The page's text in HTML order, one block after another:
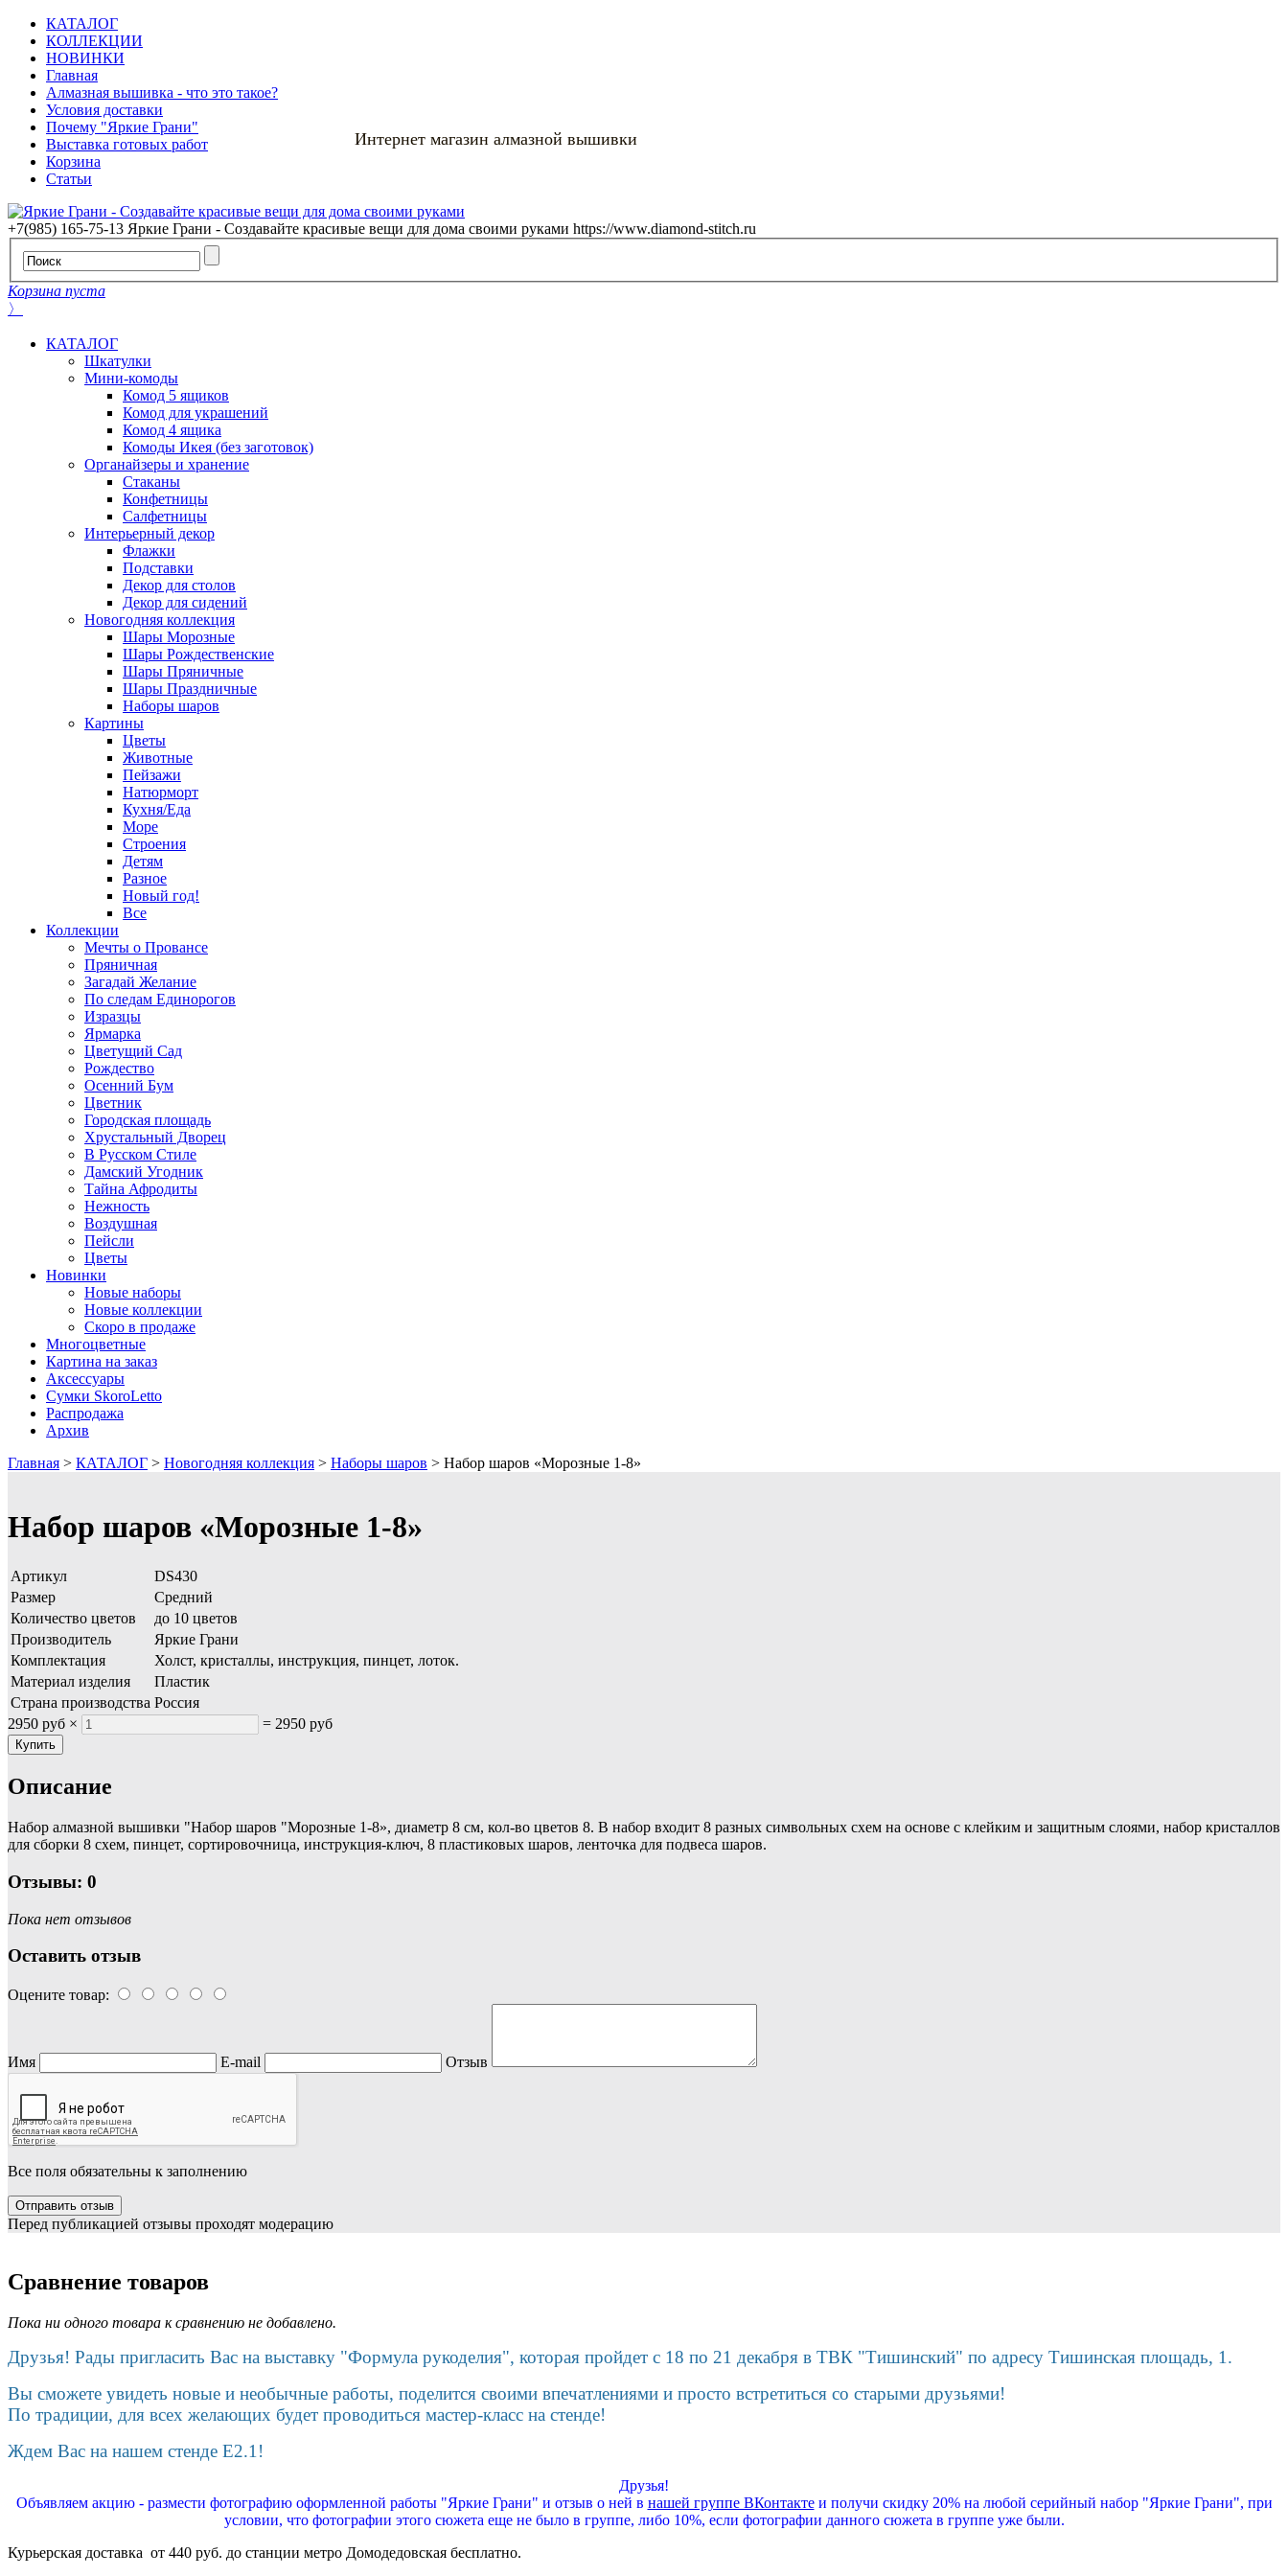
КАТАЛОГ
КОЛЛЕКЦИИ
НОВИНКИ
Главная
Алмазная вышивка - что это такое?
Условия доставки
Почему "Яркие Грани"
Выставка готовых работ
Корзина
Статьи
Интернет магазин алмазной вышивки
+7(985) 165-75-13 Яркие Грани - Создавайте красивые вещи для дома своими руками https://www.diamond-stitch.ru
Корзина пуста
〉
КАТАЛОГ
Шкатулки
Мини-комоды
Комод 5 ящиков
Комод для украшений
Комод 4 ящика
Комоды Икея (без заготовок)
Органайзеры и хранение
Стаканы
Конфетницы
Салфетницы
Интерьерный декор
Флажки
Подставки
Декор для столов
Декор для сидений
Новогодняя коллекция
Шары Морозные
Шары Рождественские
Шары Пряничные
Шары Праздничные
Наборы шаров
Картины
Цветы
Животные
Пейзажи
Натюрморт
Кухня/Еда
Море
Строения
Детям
Разное
Новый год!
Все
Коллекции
Мечты о Провансе
Пряничная
Загадай Желание
По следам Единорогов
Изразцы
Ярмарка
Цветущий Сад
Рождество
Осенний Бум
Цветник
Городская площадь
Хрустальный Дворец
В Русском Стиле
Дамский Угодник
Тайна Афродиты
Нежность
Воздушная
Пейсли
Цветы
Новинки
Новые наборы
Новые коллекции
Скоро в продаже
Многоцветные
Картина на заказ
Аксессуары
Сумки SkoroLetto
Распродажа
Архив
Главная > КАТАЛОГ > Новогодняя коллекция > Наборы шаров > Набор шаров «Морозные 1-8»
Набор шаров «Морозные 1-8»
Артикул
DS430
Размер
Средний
Количество цветов
до 10 цветов
Производитель
Яркие Грани
Комплектация
Холст, кристаллы, инструкция, пинцет, лоток.
Материал изделия
Пластик
Страна производства Россия
2950 руб × = 2950 руб
Описание
Набор алмазной вышивки "Набор шаров "Морозные 1-8», диаметр 8 см, кол-во цветов 8. В набор входит 8 разных символьных схем на основе с клейким и защитным слоями, набор кристаллов
для сборки 8 схем, пинцет, сортировочница, инструкция-ключ, 8 пластиковых шаров, ленточка для подвеса шаров.
Отзывы: 0
Пока нет отзывов
Оставить отзыв
Оцените товар:
Имя E-mail Отзыв
Все поля обязательны к заполнению
Перед публикацией отзывы проходят модерацию
Сравнение товаров
Пока ни одного товара к сравнению не добавлено.
Друзья! Рады пригласить Вас на выставку "Формула рукоделия", которая пройдет с 18 по 21 декабря в ТВК "Тишинский" по адресу Тишинская площадь, 1.
Вы сможете увидеть новые и необычные работы, поделится своими впечатлениями и просто встретиться со старыми друзьями!
По традиции, для всех желающих будет проводиться мастер-класс на стенде!
Ждем Вас на нашем стенде E2.1!
Друзья!
Объявляем акцию - размести фотографию оформленной работы "Яркие Грани" и отзыв о ней в нашей группе ВКонтактеи получи скидку 20% на любой серийный набор "Яркие Грани", при
условии, что фотографии этого сюжета еще не было в группе, либо 10%, если фотографии данного сюжета в группе уже были.
Курьерская доставка от 440 руб. до станции метро Домодедовская бесплатно.